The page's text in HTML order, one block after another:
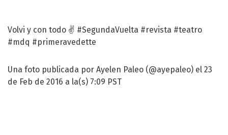
Volvi y con todo ✌️ #SegundaVuelta #revista #teatro
#mdq #primeravedette
Una foto publicada por Ayelen Paleo (@ayepaleo) el 23
de Feb de 2016 a la(s) 7:09 PST